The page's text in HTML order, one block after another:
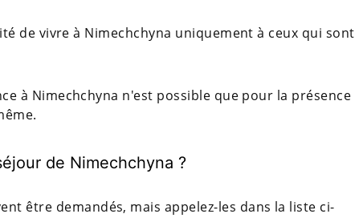
de vivre à Nimechchyna uniquement à ceux qui sont
à Nimechchyna n'est possible que pour la présence
de Nimechchyna ?
être demandés, mais appelez-les dans la liste ci-